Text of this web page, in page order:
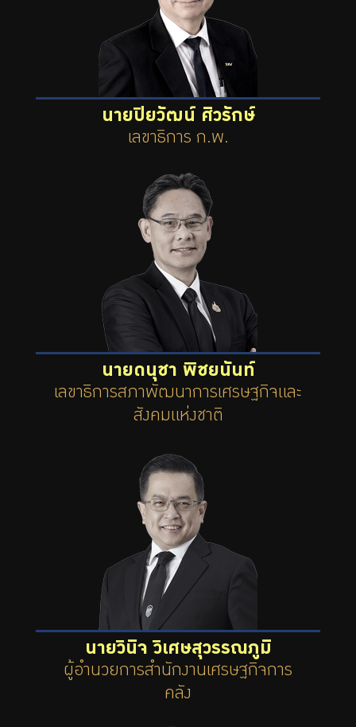
นายปิยวัฒน์ ศิวรักษ์
เลขาธิการ ก.พ.
นายดนุชา พิชยนันท์
เลขาธิการสภาพัฒนาการเศรษฐกิจและ
สังคมแห่งชาติ
นายวินิจ วิเศษสุวรรณภูมิ
ผู้อำนวยการสำนักงานเศรษฐกิจการ
คลัง